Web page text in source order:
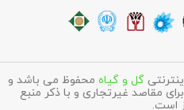
گل و گیاه محفوظ می باشد و
مقاصد غیرتجاری و با ذکر منبع
است.